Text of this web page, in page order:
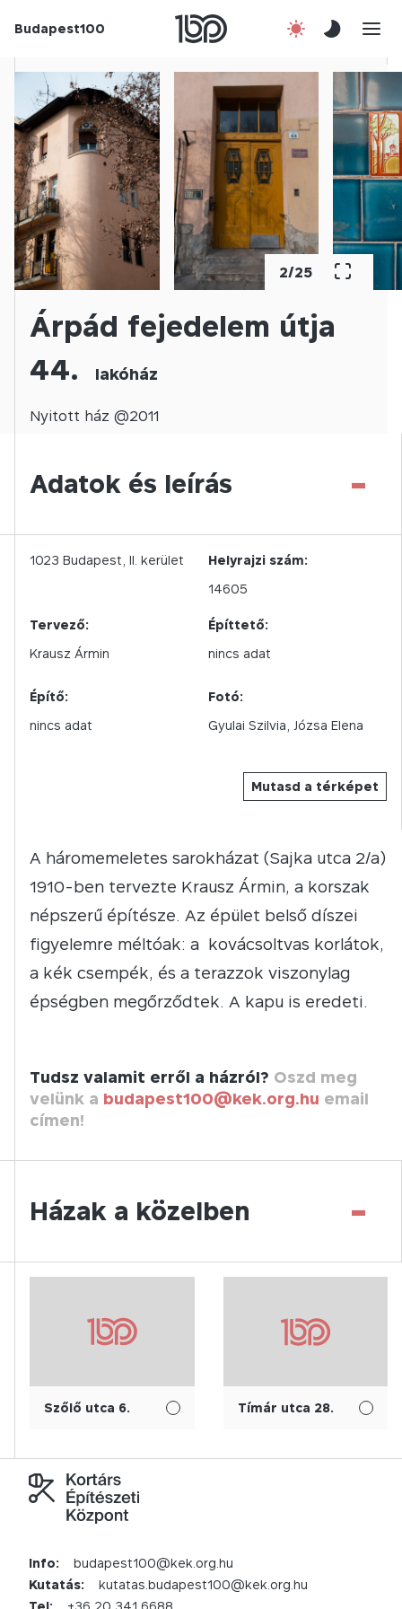
Budapest100
Csatlakozz!
Kapcsolat
En
2/25
Árpád fejedelem útja
44.
lakóház
Nyitott ház @2011
Adatok és leírás -
Mutasd a térképet
1023 Budapest, II. kerület
Helyrajzi szám:
14605
Tervező:
Krausz Ármin
Építtető:
nincs adat
Építő:
nincs adat
Fotó:
Gyulai Szilvia
Józsa Elena
A háromemeletes sarokházat (Sajka utca 2/a)
1910-ben tervezte Krausz Ármin, a korszak
népszerű építésze. Az épület belső díszei
figyelemre méltóak: a kovácsoltvas korlátok,
a kék csempék, és a terazzok viszonylag
épségben megőrződtek. A kapu is eredeti.
Tudsz valamit erről a házról? Oszd meg
velünk a budapest100@kek.org.hu email
címen!
Házak a közelben -
Szőlő utca 6. Tímár utca 28.
Info:
budapest100@kek.org.hu
Kutatás:
kutatas.budapest100@kek.org.hu